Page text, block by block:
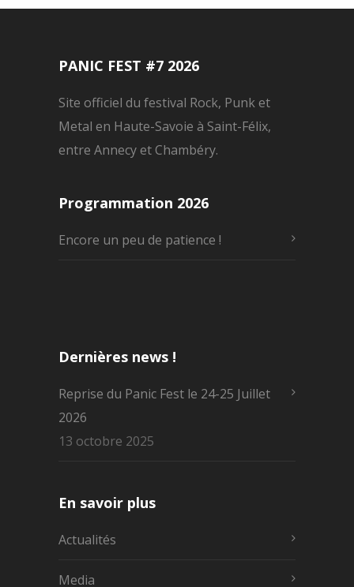
PANIC FEST #7 2026
Site officiel du festival Rock, Punk et
Metal en Haute-Savoie à Saint-Félix,
entre Annecy et Chambéry.
Programmation 2026
Encore un peu de patience !
Dernières news !
Reprise du Panic Fest le 24-25 Juillet
2026
13 octobre 2025
En savoir plus
Actualités
Media